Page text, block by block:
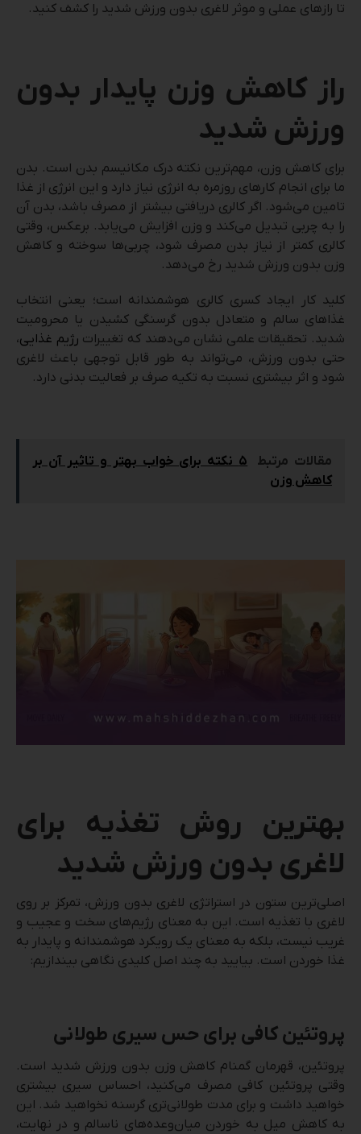
تا رازهای عملی و موثر لاغری بدون ورزش شدید را کشف کنید.
راز کاهش وزن پایدار بدون
ورزش شدید
برای کاهش وزن، مهم‌ترین نکته درک مکانیسم بدن است. بدن
ما برای انجام کارهای روزمره به انرژی نیاز دارد و این انرژی از غذا
تامین می‌شود. اگر کالری دریافتی بیشتر از مصرف باشد، بدن آن
را به چربی تبدیل می‌کند و وزن افزایش می‌یابد. برعکس، وقتی
کالری کمتر از نیاز بدن مصرف شود، چربی‌ها سوخته و کاهش
وزن بدون ورزش شدید رخ می‌دهد.
کلید کار ایجاد کسری کالری هوشمندانه است؛ یعنی انتخاب
غذاهای سالم و متعادل بدون گرسنگی کشیدن یا محرومیت
شدید. تحقیقات علمی نشان می‌دهند که تغییرات رژیم غذایی،
حتی بدون ورزش، می‌تواند به طور قابل توجهی باعث لاغری
شود و اثر بیشتری نسبت به تکیه صرف بر فعالیت بدنی دارد.
مقالات مرتبط
۵ نکته برای خواب بهتر و تاثیر آن بر
کاهش وزن
بهترین روش تغذیه برای
لاغری بدون ورزش شدید
اصلی‌ترین ستون در استراتژی لاغری بدون ورزش، تمرکز بر روی
لاغری با تغذیه است. این به معنای رژیم‌های سخت و عجیب و
غریب نیست، بلکه به معنای یک رویکرد هوشمندانه و پایدار به
غذا خوردن است. بیایید به چند اصل کلیدی نگاهی بیندازیم:
پروتئین کافی برای حس سیری طولانی
پروتئین، قهرمان گمنام کاهش وزن بدون ورزش شدید است.
وقتی پروتئین کافی مصرف می‌کنید، احساس سیری بیشتری
خواهید داشت و برای مدت طولانی‌تری گرسنه نخواهید شد. این
به کاهش میل به خوردن میان‌وعده‌های ناسالم و در نهایت،